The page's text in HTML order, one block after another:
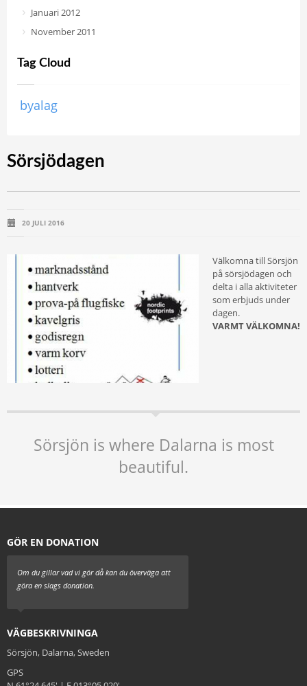
Januari 2012
November 2011
Tag Cloud
byalag
Sörsjödagen
20 JULI 2016
Välkomna till Sörsjön
på sörsjödagen och
delta i alla aktiviteter
som erbjuds under
dagen.
VARMT VÄLKOMNA!
Sörsjön is where Dalarna is most
beautiful.
GÖR EN DONATION
Om du gillar vad vi gör då kan du överväga att
göra en slags donation.
VÄGBESKRIVNINGA
Sörsjön, Dalarna, Sweden
GPS